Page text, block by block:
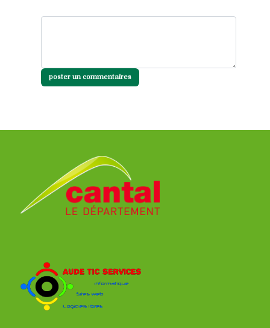
poster un commentaires